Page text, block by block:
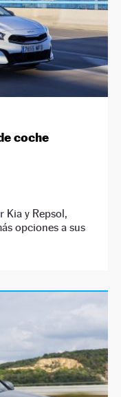
coche
Kia y Repsol,
opciones a sus